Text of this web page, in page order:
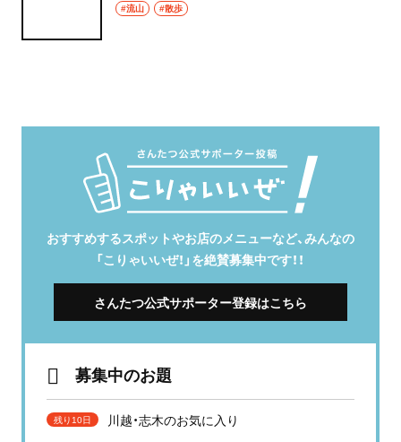
#流山 #散歩
おすすめするスポットやお店のメニューなど、みんなの
「こりゃいいぜ！」を絶賛募集中です！！
さんたつ公式サポーター登録はこちら
募集中のお題
残り10日 川越・志木のお気に入り